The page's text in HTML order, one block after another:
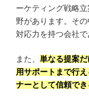
ーケティング戦略
野があります。そ
対応力を持つ会社
また、 単なる提案
用サポートまで行
ナーとして信頼でき